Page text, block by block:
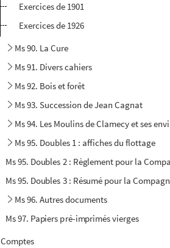
Exercices de 1901
Exercices de 1926
Ms 90. La Cure
Ms 91. Divers cahiers
Ms 92. Bois et forêt
Ms 93. Succession de Jean Cagnat
Ms 94. Les Moulins de Clamecy et ses
Ms 95. Doubles 1 : affiches du flottage
Ms 95. Doubles 2 : Règlement pour la
Ms 95. Doubles 3 : Résumé pour la
Ms 96. Autres documents
Ms 97. Papiers pré-imprimés vierges
Comptes